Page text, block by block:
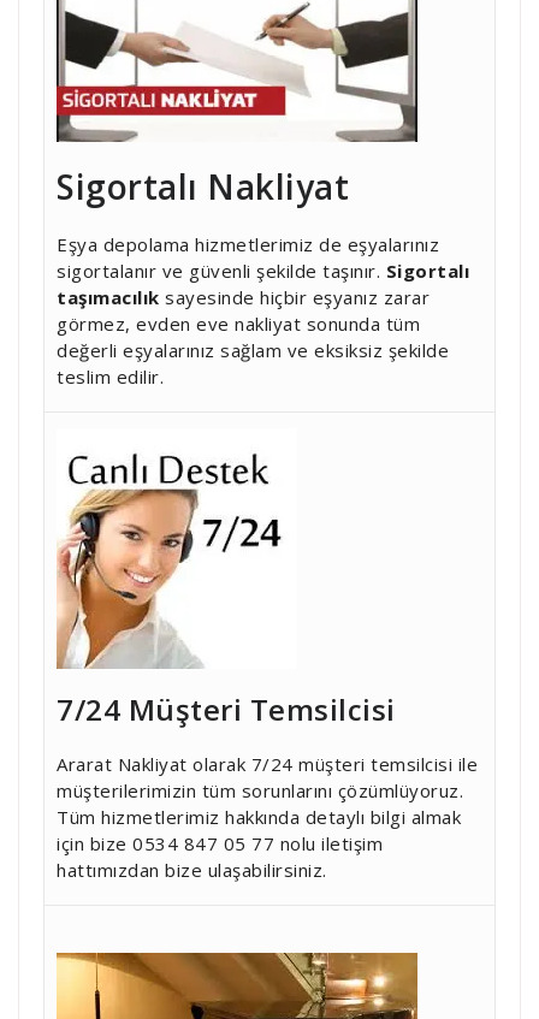
Sigortalı Nakliyat
Eşya depolama hizmetlerimiz de eşyalarınız
sigortalanır ve güvenli şekilde taşınır. Sigortalı
taşımacılık sayesinde hiçbir eşyanız zarar
görmez, evden eve nakliyat sonunda tüm
değerli eşyalarınız sağlam ve eksiksiz şekilde
teslim edilir.
7/24 Müşteri Temsilcisi
Ararat Nakliyat olarak 7/24 müşteri temsilcisi ile
müşterilerimizin tüm sorunlarını çözümlüyoruz.
Tüm hizmetlerimiz hakkında detaylı bilgi almak
için bize 0534 847 05 77 nolu iletişim
hattımızdan bize ulaşabilirsiniz.